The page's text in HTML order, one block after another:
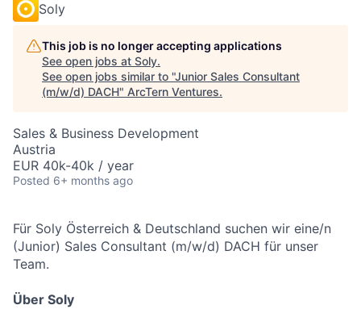
Soly
This job is no longer accepting applications
See open jobs at Soly.
See open jobs similar to "Junior Sales Consultant
(m/w/d) DACH" ArcTern Ventures.
Sales & Business Development
Austria
EUR 40k-40k / year
Posted 6+ months ago
Für Soly Österreich & Deutschland suchen wir eine/n
(Junior) Sales Consultant (m/w/d) DACH für unser
Team.
Über Soly